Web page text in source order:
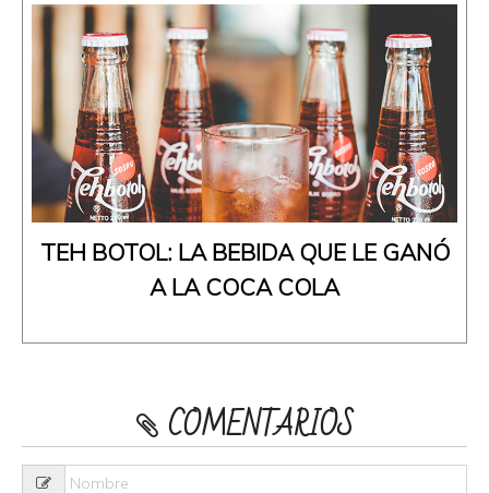
TEH BOTOL: LA BEBIDA QUE LE GANÓ
A LA COCA COLA
COMENTARIOS